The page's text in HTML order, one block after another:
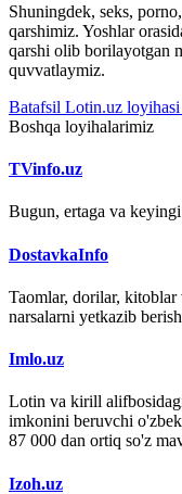
Shuningdek, seks,
qarshimiz. Yoshlar
qarshi olib borilayotgan
quvvatlaymiz.
Batafsil Lotin.uz
Boshqa loyihalarimiz
TVinfo.uz
Bugun, ertaga va
DostavkaInfo
Taomlar, dorilar,
narsalarni yetkazib
Imlo.uz
Lotin va kirill
imkonini beruvchi
87 000 dan ortiq so'z
Izoh.uz